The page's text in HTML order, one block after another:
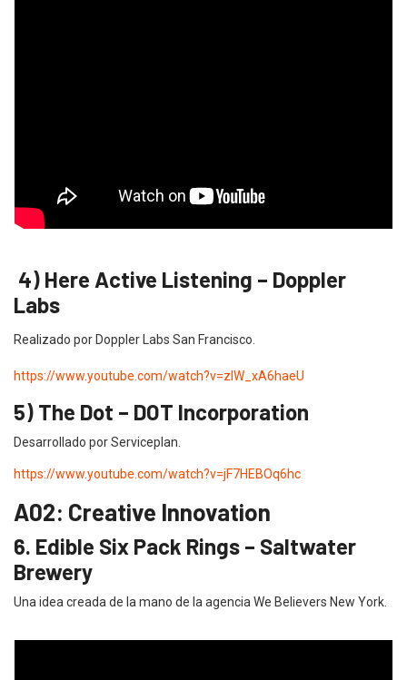
4) Here Active Listening – Doppler
Labs
Realizado por Doppler Labs San Francisco.
https://www.youtube.com/watch?v=zlW_xA6haeU
5) The Dot – DOT Incorporation
Desarrollado por Serviceplan.
https://www.youtube.com/watch?v=jF7HEBOq6hc
A02: Creative Innovation
6. Edible Six Pack Rings – Saltwater
Brewery
Una idea creada de la mano de la agencia We Believers New York.